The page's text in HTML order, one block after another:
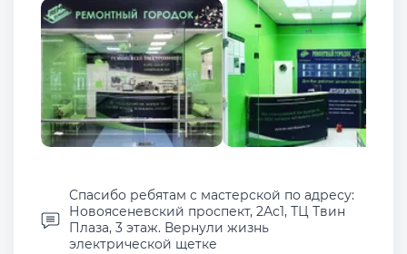
Спасибо ребятам с мастерской по адресу:
Новоясеневский проспект, 2Ас1, ТЦ Твин
Плаза, 3 этаж. Вернули жизнь
электрической щетке